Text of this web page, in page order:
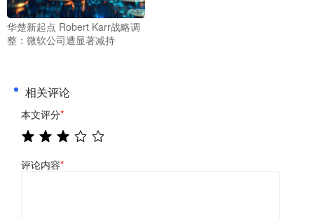
华楚新起点 Robert Karr战略调
整：微软公司遭显著减持
相关评论
本文评分*
评论内容*